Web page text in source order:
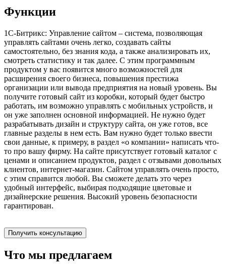
Функции
1С-Битрикс: Управление сайтом – система, позволяющая
управлять сайтами очень легко, создавать сайты
самостоятельно, без знания кода, а также анализировать их,
смотреть статистику и так далее. С этим программным
продуктом у вас появится много возможностей для
расширения своего бизнеса, повышения престижа
организации или вывода предприятия на новый уровень. Вы
получите готовый сайт из коробки, который будет быстро
работать, им возможно управлять с мобильных устройств, и
он уже заполнен основной информацией. Не нужно будет
разрабатывать дизайн и структуру сайта, он уже готов, все
главные разделы в нем есть. Вам нужно будет только ввести
свои данные, к примеру, в раздел «о компании» написать что-
то про вашу фирму. На сайте присутствует готовый каталог с
ценами и описанием продуктов, раздел с отзывами довольных
клиентов, интернет-магазин. Сайтом управлять очень просто,
с этим справится любой. Вы сможете делать это через
удобный интерфейс, выбирая подходящие цветовые и
дизайнерские решения. Высокий уровень безопасности
гарантирован.
Получить консультацию
Что мы предлагаем